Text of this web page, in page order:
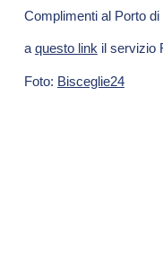
Complimenti al Porto
a questo link il servizio
Foto: Bisceglie24